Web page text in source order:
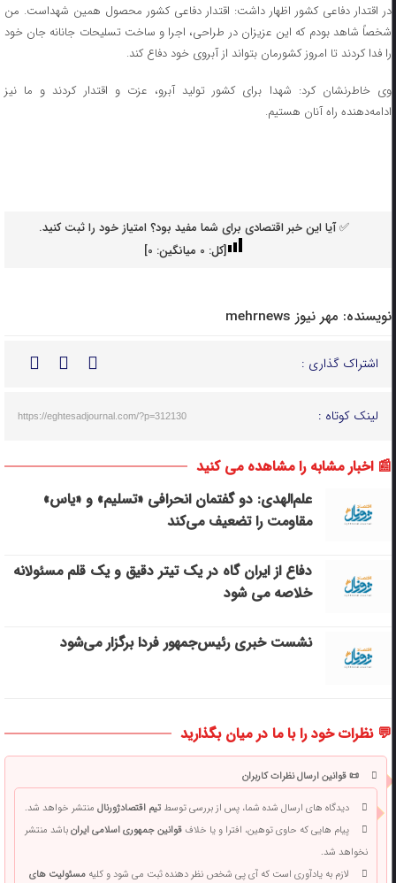
در اقتدار دفاعی کشور اظهار داشت: اقتدار دفاعی کشور محصول همین شهداست. من
شخصاً شاهد بودم که این عزیزان در طراحی، اجرا و ساخت تسلیحات جانانه جان خود
را فدا کردند تا امروز کشورمان بتواند از آبروی خود دفاع کند.
وی خاطرنشان کرد: شهدا برای کشور تولید آبرو، عزت و اقتدار کردند و ما نیز
ادامه‌دهنده راه آنان هستیم.
✅ آیا این خبر اقتصادی برای شما مفید بود؟ امتیاز خود را ثبت کنید.
[کل: 0میانگین: 0
]
نویسنده: مهر نیوز mehrnews
اشتراک گذاری :
لینک کوتاه : https://eghtesadjournal.com/?p=312130
📰 اخبار مشابه را مشاهده می کنید
علم‌الهدی: دو گفتمان انحرافی «تسلیم» و «یاس»
مقاومت را تضعیف می‌کند
دفاع از ایران گاه در یک تیتر دقیق و یک قلم مسئولانه
خلاصه می شود
نشست خبری رئیس‌جمهور فردا برگزار می‌شود
💬 نظرات خود را با ما در میان بگذارید
📜 قوانین ارسال نظرات کاربران
دیدگاه های ارسال شده شما، پس از بررسی توسطتیم اقتصادژورنالمنتشر خواهد شد.
پیام هایی که حاوی توهین، افترا و یا خلافقوانین جمهوری اسلامی ایرانباشد منتشر
نخواهد شد.
لازم به یادآوری است که آی پی شخص نظر دهنده ثبت می شود و کلیهمسئولیت های